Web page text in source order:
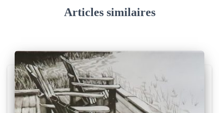
Articles similaires